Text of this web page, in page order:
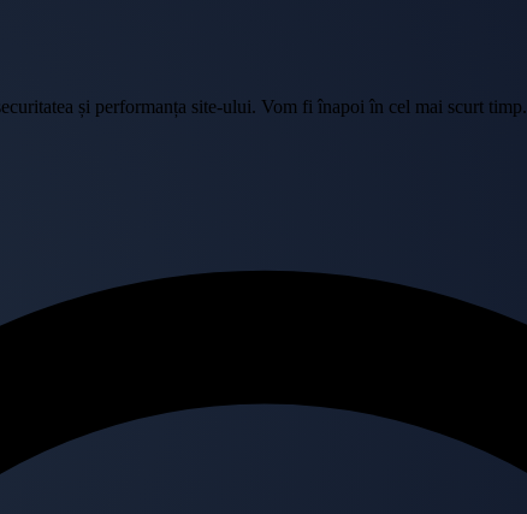
și performanța site-ului. Vom fi înapoi în cel mai scurt timp.